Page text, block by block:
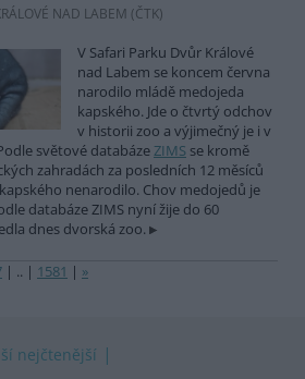
NAD LABEM (ČTK)
V Safari Parku Dvůr Králové
nad Labem se koncem června
narodilo mládě medojeda
kapského. Jde o čtvrtý odchov
v historii zoo a výjimečný je i v
světové databázeZIMS se kromě
zahradách za posledních 12 měsíců
nenarodilo. Chov medojedů je
databáze ZIMS nyní žije do 60
dnes dvorská zoo.
| .. | 1581 | »
nejčtenější